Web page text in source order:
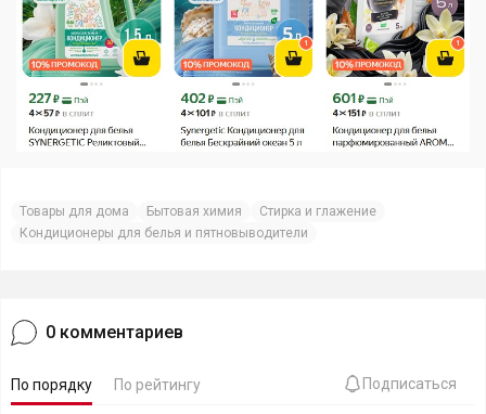
Товары для дома Бытовая химия
Стирка и глажение
Кондиционеры для белья и пятновыводители
0 комментариев
По порядку По рейтингу Подписаться